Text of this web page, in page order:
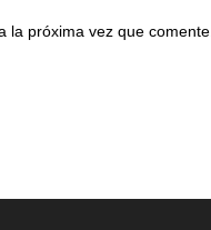
la próxima vez que comente.